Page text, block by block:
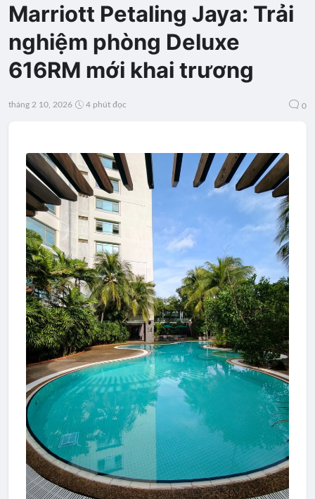
Marriott Petaling Jaya: Trải
nghiệm phòng Deluxe
616RM mới khai trương
tháng 2 10, 2026 4 phút đọc 0